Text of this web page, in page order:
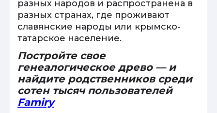
разных народов и распространена в
разных странах, где проживают
славянские народы или крымско-
татарское население.
Постройте свое
генеалогическое древо — и
найдите родственников среди
сотен тысяч пользователей
Famiry